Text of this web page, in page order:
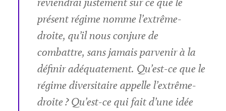
présent régime nomme l’extrême-
droite, qu’il nous conjure de
combattre, sans jamais parvenir à la
définir adéquatement. Qu’est-ce que le
régime diversitaire appelle l’extrême-
droite ? Qu’est-ce qui fait d’une idée